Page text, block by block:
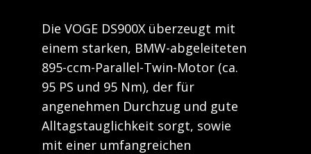
Die VOGE DS900X überzeugt mit
einem starken, BMW-abgeleiteten
895-ccm-Parallel-Twin-Motor (ca.
95 PS und 95 Nm), der für
angenehmen Durchzug und gute
Alltagstauglichkeit sorgt, sowie
mit einer umfangreichen